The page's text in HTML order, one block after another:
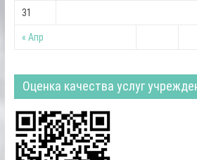
« Апр
31
Оценка качества услуг